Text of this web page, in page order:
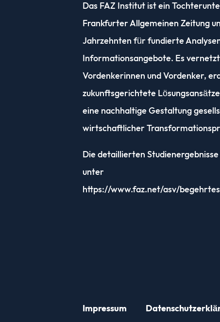
Das FAZ Institut ist ein
Frankfurter Allgemeinen Zeitung
Jahrzehnten für fundierte
Informationsangebote. Es
Vordenkerinnen und Vordenker,
zukunftsgerichtete
eine nachhaltige Gestaltung
wirtschaftlicher
Die detaillierten
unter
https://www.faz.net/asv/
Impressum